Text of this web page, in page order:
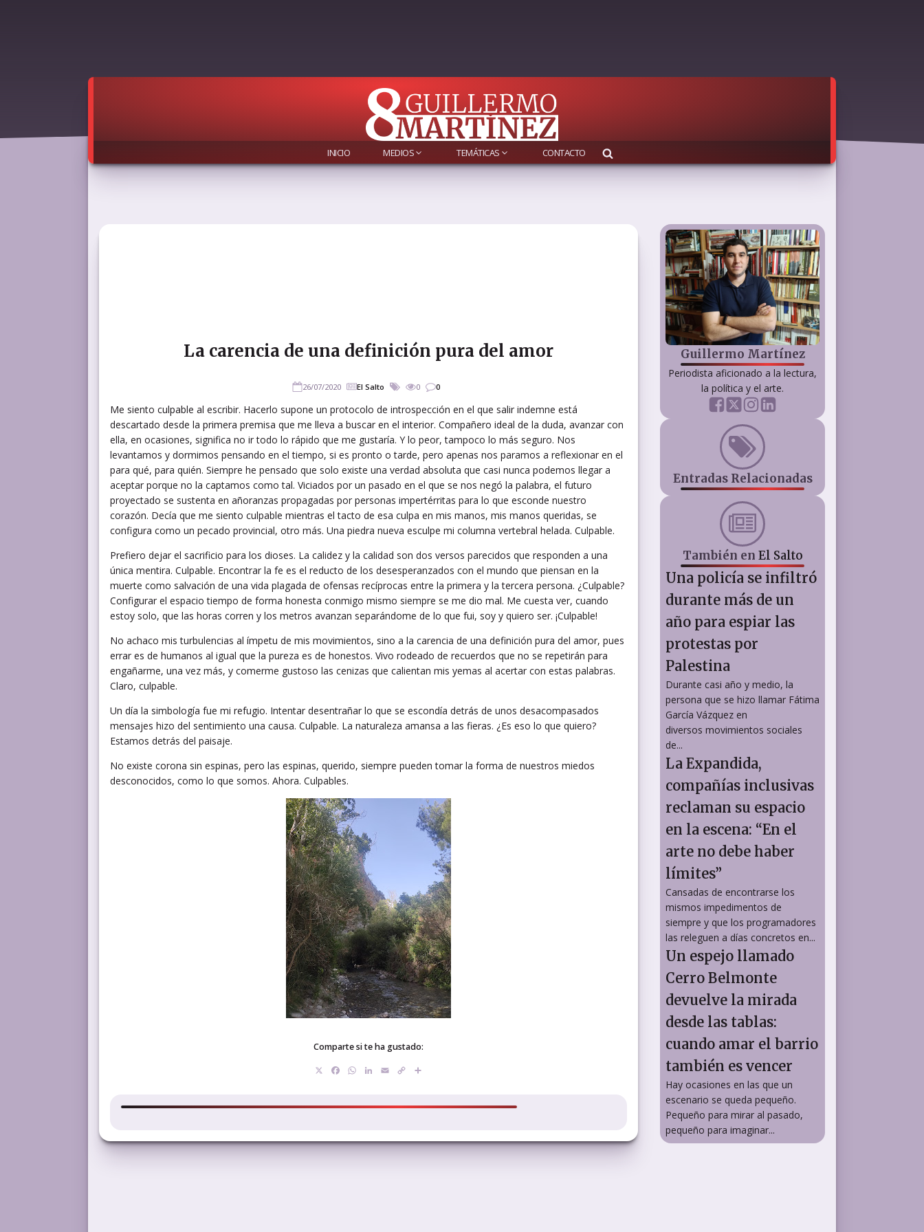
INICIO MEDIOS TEMÁTICAS CONTACTO
La carencia de una definición pura del amor
26/07/2020 El Salto 0 0
Me siento culpable al escribir. Hacerlo supone un protocolo de introspección en el que salir indemne está
descartado desde la primera premisa que me lleva a buscar en el interior. Compañero ideal de la duda, avanzar con
ella, en ocasiones, significa no ir todo lo rápido que me gustaría. Y lo peor, tampoco lo más seguro. Nos
levantamos y dormimos pensando en el tiempo, si es pronto o tarde, pero apenas nos paramos a reflexionar en el
para qué, para quién. Siempre he pensado que solo existe una verdad absoluta que casi nunca podemos llegar a
aceptar porque no la captamos como tal. Viciados por un pasado en el que se nos negó la palabra, el futuro
proyectado se sustenta en añoranzas propagadas por personas impertérritas para lo que esconde nuestro
corazón. Decía que me siento culpable mientras el tacto de esa culpa en mis manos, mis manos queridas, se
configura como un pecado provincial, otro más. Una piedra nueva esculpe mi columna vertebral helada. Culpable.
Prefiero dejar el sacrificio para los dioses. La calidez y la calidad son dos versos parecidos que responden a una
única mentira. Culpable. Encontrar la fe es el reducto de los desesperanzados con el mundo que piensan en la
muerte como salvación de una vida plagada de ofensas recíprocas entre la primera y la tercera persona. ¿Culpable?
Configurar el espacio tiempo de forma honesta conmigo mismo siempre se me dio mal. Me cuesta ver, cuando
estoy solo, que las horas corren y los metros avanzan separándome de lo que fui, soy y quiero ser. ¡Culpable!
No achaco mis turbulencias al ímpetu de mis movimientos, sino a la carencia de una definición pura del amor, pues
errar es de humanos al igual que la pureza es de honestos. Vivo rodeado de recuerdos que no se repetirán para
engañarme, una vez más, y comerme gustoso las cenizas que calientan mis yemas al acertar con estas palabras.
Claro, culpable.
Un día la simbología fue mi refugio. Intentar desentrañar lo que se escondía detrás de unos desacompasados
mensajes hizo del sentimiento una causa. Culpable. La naturaleza amansa a las fieras. ¿Es eso lo que quiero?
Estamos detrás del paisaje.
No existe corona sin espinas, pero las espinas, querido, siempre pueden tomar la forma de nuestros miedos
desconocidos, como lo que somos. Ahora. Culpables.
Comparte si te ha gustado:
Facebook
WhatsApp
LinkedIn
EmailCopy
Guillermo Martínez
Periodista aficionado a la lectura,
la política y el arte.
Entradas Relacionadas
También en El Salto
Una policía se infiltró
durante más de un
año para espiar las
protestas por
Palestina
Durante casi año y medio, la
persona que se hizo llamar Fátima
García Vázquez en
diversos movimientos sociales
de...
La Expandida,
compañías inclusivas
reclaman su espacio
en la escena: “En el
arte no debe haber
límites”
Cansadas de encontrarse los
mismos impedimentos de
siempre y que los programadores
las releguen a días concretos en...
Un espejo llamado
Cerro Belmonte
devuelve la mirada
desde las tablas:
cuando amar el barrio
también es vencer
Hay ocasiones en las que un
escenario se queda pequeño.
Pequeño para mirar al pasado,
pequeño para imaginar...